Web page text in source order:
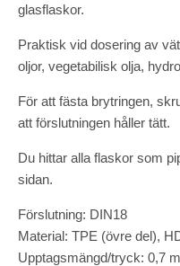
glasflaskor.
Praktisk vid dosering av
oljor, vegetabilisk olja,
För att fästa brytringen,
att förslutningen håller tätt.
Du hittar alla flaskor som
sidan.
Förslutning: DIN18
Material: TPE (övre del),
Upptagsmängd/tryck: 0,7